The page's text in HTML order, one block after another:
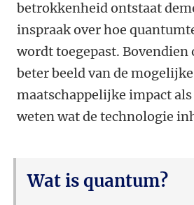
betrokkenheid ontstaat
inspraak over hoe
wordt toegepast. Bovendien
beter beeld van de mogelijke
maatschappelijke impact
weten wat de technologie
Wat is quantum?